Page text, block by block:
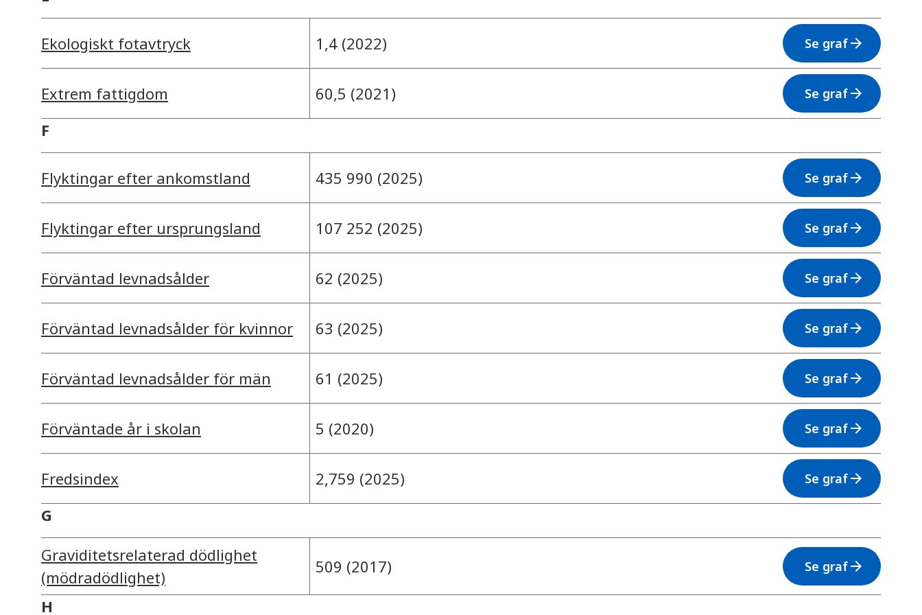
Ekologiskt fotavtryck 1,4 (2022) Se grafarrow_forward
Extrem fattigdom 60,5 (2021) Se grafarrow_forward
F
Flyktingar efter ankomstland 435 990 (2025) Se grafarrow_forward
Flyktingar efter ursprungsland 107 252 (2025) Se grafarrow_forward
Förväntad levnadsålder 62 (2025) Se grafarrow_forward
Förväntad levnadsålder för kvinnor 63 (2025) Se grafarrow_forward
Förväntad levnadsålder för män 61 (2025) Se grafarrow_forward
Förväntade år i skolan 5 (2020) Se grafarrow_forward
Fredsindex 2,759 (2025) Se grafarrow_forward
G
Graviditetsrelaterad dödlighet
(mödradödlighet)
509 (2017) Se grafarrow_forward
H